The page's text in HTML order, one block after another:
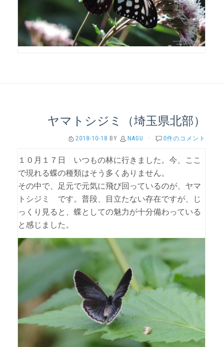
ヤマトシジミ（埼玉県北部）
2018-10-18 BY NAGU · 0件のコメント
１０月１７日 いつもの林に行きました。今、ここ
で現れる蝶の種類はそう多くありません。
その中で、足元で元気に飛び回っているのが、ヤマ
トシジミ です。普段、目立たない存在ですが、じ
っくり見ると、蝶としての魅力が十分備わっている
と感じました。